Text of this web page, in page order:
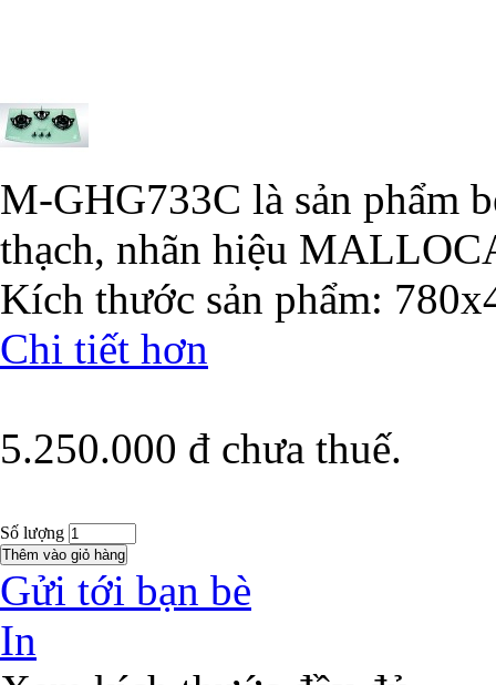
M-GHG733C là sản phẩm
thạch, nhãn hiệu
Kích thước sản phẩm:
Chi tiết hơn
5.250.000 đ chưa thuế.
Số lượng
Gửi tới bạn bè
In